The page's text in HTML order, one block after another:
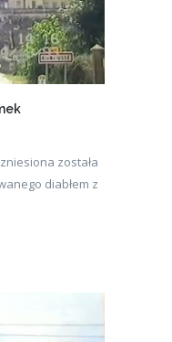
została
diabłem z